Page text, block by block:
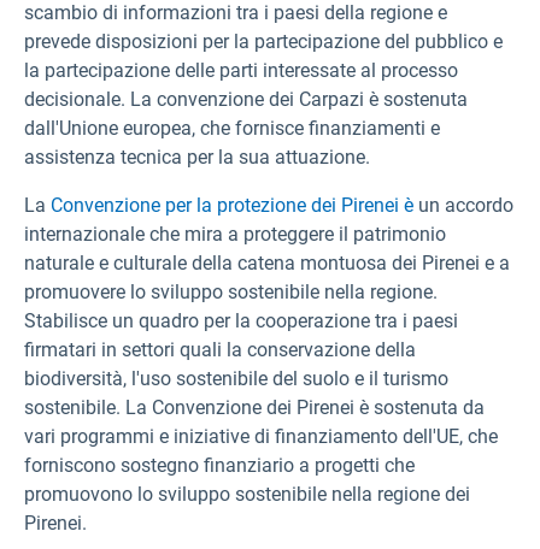
scambio di informazioni tra i paesi della regione e
prevede disposizioni per la partecipazione del pubblico e
la partecipazione delle parti interessate al processo
decisionale. La convenzione dei Carpazi è sostenuta
dall'Unione europea, che fornisce finanziamenti e
assistenza tecnica per la sua attuazione.
La Convenzione per la protezione dei Pirenei è un accordo
internazionale che mira a proteggere il patrimonio
naturale e culturale della catena montuosa dei Pirenei e a
promuovere lo sviluppo sostenibile nella regione.
Stabilisce un quadro per la cooperazione tra i paesi
firmatari in settori quali la conservazione della
biodiversità, l'uso sostenibile del suolo e il turismo
sostenibile. La Convenzione dei Pirenei è sostenuta da
vari programmi e iniziative di finanziamento dell'UE, che
forniscono sostegno finanziario a progetti che
promuovono lo sviluppo sostenibile nella regione dei
Pirenei.